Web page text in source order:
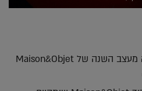
Sebastian Herkner הוא מעצב השנה של Maison&Objet